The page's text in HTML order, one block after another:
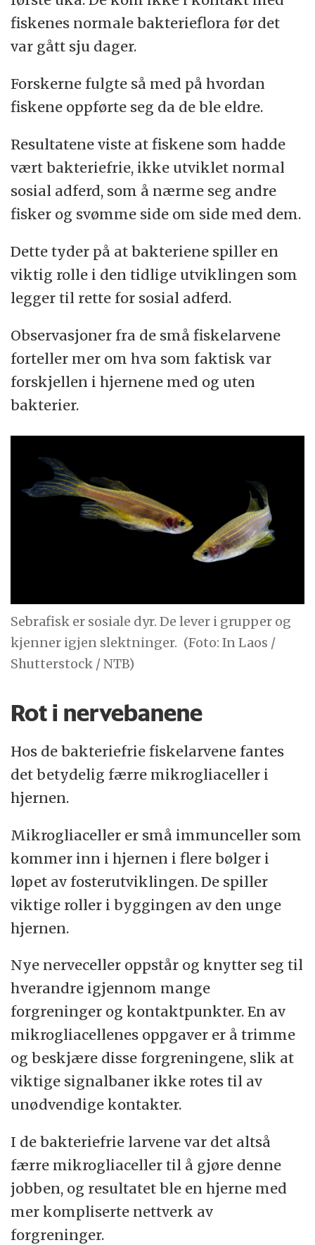
fiskenes normale bakterieflora før det
var gått sju dager.
Forskerne fulgte så med på hvordan
fiskene oppførte seg da de ble eldre.
Resultatene viste at fiskene som hadde
vært bakteriefrie, ikke utviklet normal
sosial adferd, som å nærme seg andre
fisker og svømme side om side med dem.
Dette tyder på at bakteriene spiller en
viktig rolle i den tidlige utviklingen som
legger til rette for sosial adferd.
Observasjoner fra de små fiskelarvene
forteller mer om hva som faktisk var
forskjellen i hjernene med og uten
bakterier.
Sebrafisk er sosiale dyr. De lever i grupper og
kjenner igjen slektninger. (Foto: In Laos /
Shutterstock / NTB)
Rot i nervebanene
Hos de bakteriefrie fiskelarvene fantes
det betydelig færre mikrogliaceller i
hjernen.
Mikrogliaceller er små immunceller som
kommer inn i hjernen i flere bølger i
løpet av fosterutviklingen. De spiller
viktige roller i byggingen av den unge
hjernen.
Nye nerveceller oppstår og knytter seg til
hverandre igjennom mange
forgreninger og kontaktpunkter. En av
mikrogliacellenes oppgaver er å trimme
og beskjære disse forgreningene, slik at
viktige signalbaner ikke rotes til av
unødvendige kontakter.
I de bakteriefrie larvene var det altså
færre mikrogliaceller til å gjøre denne
jobben, og resultatet ble en hjerne med
mer kompliserte nettverk av
forgreninger.